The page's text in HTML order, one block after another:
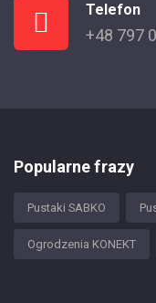
Telefon
+48 797
Popularne frazy
Pustaki SABKO
Ogrodzenia KONEKT